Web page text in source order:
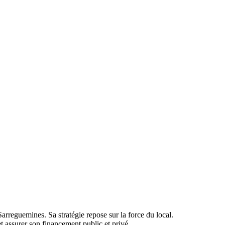
Sa stratégie repose sur la force du local.